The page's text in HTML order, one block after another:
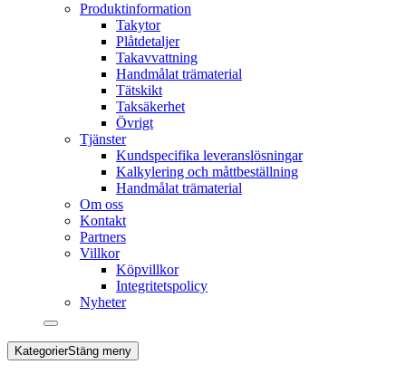
Produktinformation
Takytor
Plåtdetaljer
Takavvattning
Handmålat trämaterial
Tätskikt
Taksäkerhet
Övrigt
Tjänster
Kundspecifika leveranslösningar
Kalkylering och måttbeställning
Handmålat trämaterial
Om oss
Kontakt
Partners
Villkor
Köpvillkor
Integritetspolicy
Nyheter
KategorierStäng meny